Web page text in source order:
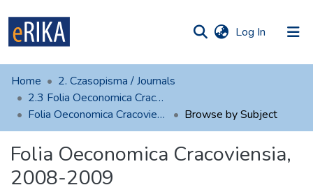
Log In (current)
UAFM
Information
Help
Contact
Home
2. Czasopisma / Journals
2.3 Folia Oeconomica Cracoviensia
Folia Oeconomica Cracoviensia, 2008-2009
Browse by Subject
Folia Oeconomica Cracoviensia,
2008-2009